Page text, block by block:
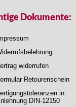
Dokumente:
widerrufen
Retourenschein
in
DIN-12150